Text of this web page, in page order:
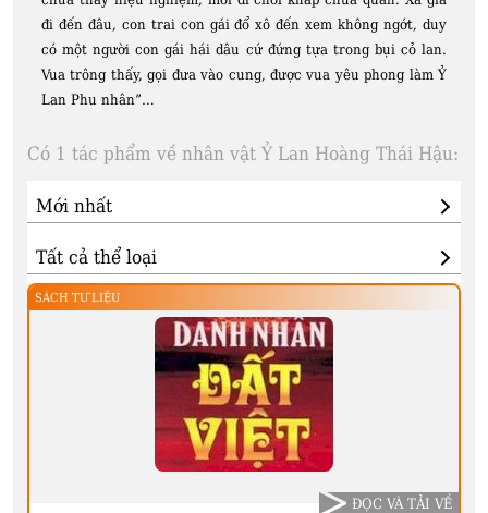
đi đến đâu, con trai con gái đổ xô đến xem không ngớt, duy
có một người con gái hái dâu cứ đứng tựa trong bụi cỏ lan.
Vua trông thấy, gọi đưa vào cung, được vua yêu phong làm Ỷ
Lan Phu nhân”…
Có 1 tác phẩm về nhân vật Ỷ Lan Hoàng Thái Hậu:
SÁCH TƯ LIỆU
ĐỌC VÀ TẢI VỀ